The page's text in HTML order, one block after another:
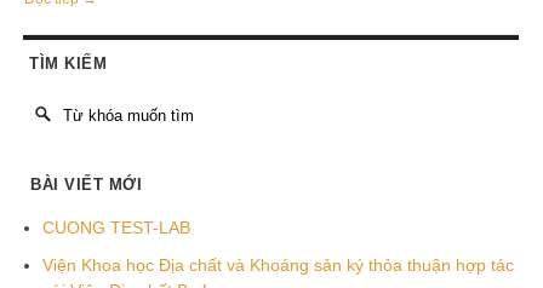
TÌM KIẾM
BÀI VIẾT MỚI
CUONG TEST-LAB
Viện Khoa học Địa chất và Khoáng sản ký thỏa thuận hợp tác